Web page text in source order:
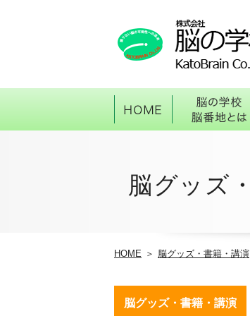
HOME
脳グッズ・
HOME 脳グッズ・書籍・講演
脳グッズ・書籍・講演